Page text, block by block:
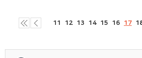
11 12 13 14 15 16 17